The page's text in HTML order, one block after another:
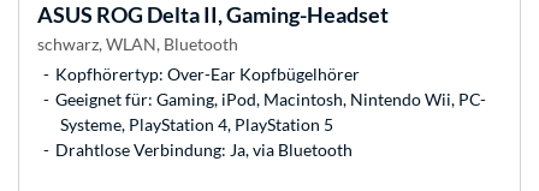
ASUS ROG Delta II, Gaming-Headset
schwarz, WLAN, Bluetooth
Kopfhörertyp: Over-Ear Kopfbügelhörer
Geeignet für: Gaming, iPod, Macintosh, Nintendo Wii, PC-
Systeme, PlayStation 4, PlayStation 5
Drahtlose Verbindung: Ja, via Bluetooth